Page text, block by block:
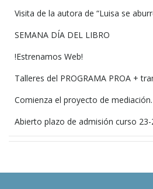
Visita de la autora de “Luisa se
SEMANA DÍA DEL LIBRO
!Estrenamos Web!
Talleres del PROGRAMA PROA +
Comienza el proyecto de mediación.
Abierto plazo de admisión curso 23-